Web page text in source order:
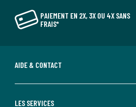
PAIEMENT EN 2X, 3X OU 4X SANS
FRAIS*
AIDE & CONTACT
LES SERVICES